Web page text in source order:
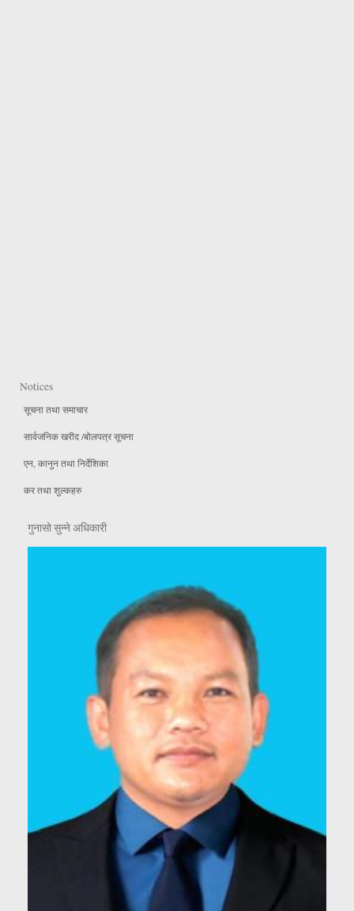
Notices
सूचना तथा समाचार
सार्वजनिक खरीद /बोलपत्र सूचना
एन, कानुन तथा निर्देशिका
कर तथा शुल्कहरु
गुनासो सुन्ने अधिकारी